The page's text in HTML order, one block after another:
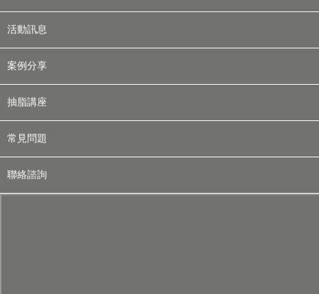
活動訊息
案例分享
抽脂講座
常見問題
聯絡諮詢